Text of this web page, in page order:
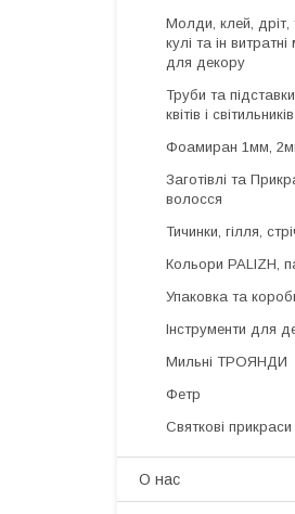
Молди, клей, дріт,
кулі та ін
для декору
Труби та
квітів і світильників
Фоамиран 1мм,
Заготівлі та
волосся
Тичинки, гілля,
Кольори PALIZH,
Упаковка та
Інструменти для
Мильні ТРОЯНДИ
Фетр
Святкові прикраси
О нас